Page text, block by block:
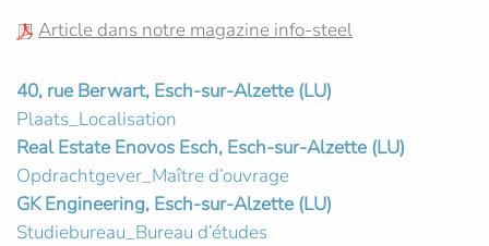
Article dans notre magazine info-steel
40, rue Berwart, Esch-sur-Alzette (LU)
Plaats_Localisation
Real Estate Enovos Esch, Esch-sur-Alzette (LU)
Opdrachtgever_Maître d’ouvrage
GK Engineering, Esch-sur-Alzette (LU)
Studiebureau_Bureau d’études